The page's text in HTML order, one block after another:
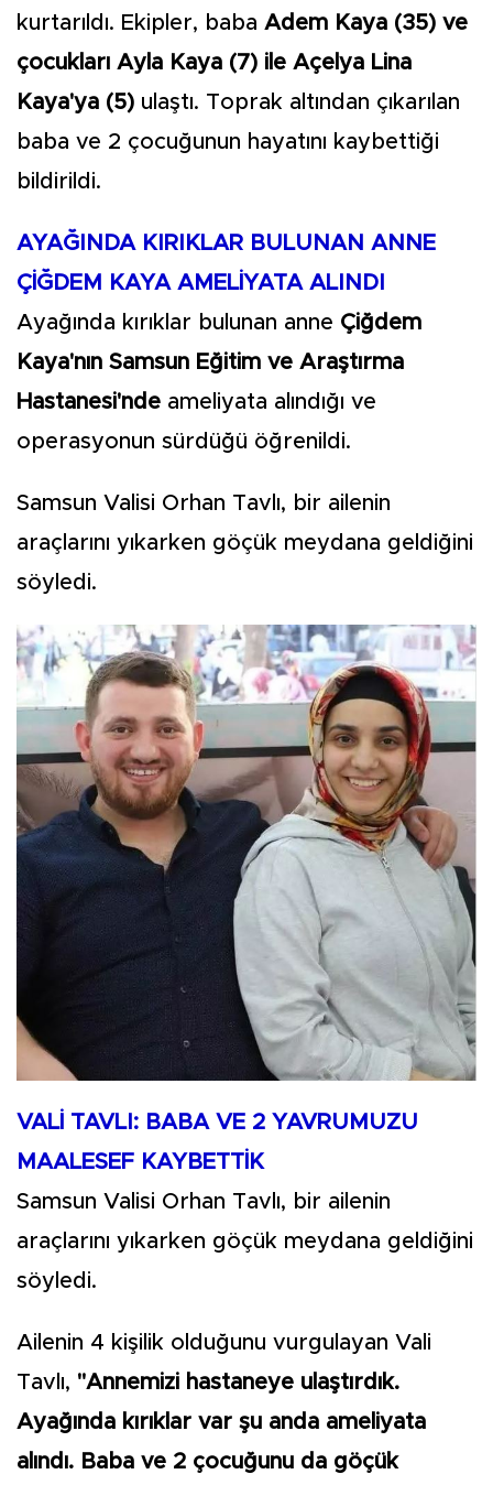
kurtarıldı. Ekipler, baba Adem Kaya (35) ve
çocukları Ayla Kaya (7) ile Açelya Lina
Kaya'ya (5) ulaştı. Toprak altından çıkarılan
baba ve 2 çocuğunun hayatını kaybettiği
bildirildi.
AYAĞINDA KIRIKLAR BULUNAN ANNE
ÇİĞDEM KAYA AMELİYATA ALINDI
Ayağında kırıklar bulunan anne Çiğdem
Kaya'nın Samsun Eğitim ve Araştırma
Hastanesi'nde ameliyata alındığı ve
operasyonun sürdüğü öğrenildi.
Samsun Valisi Orhan Tavlı, bir ailenin
araçlarını yıkarken göçük meydana geldiğini
söyledi.
VALİ TAVLI: BABA VE 2 YAVRUMUZU
MAALESEF KAYBETTİK
Samsun Valisi Orhan Tavlı, bir ailenin
araçlarını yıkarken göçük meydana geldiğini
söyledi.
Ailenin 4 kişilik olduğunu vurgulayan Vali
Tavlı, "Annemizi hastaneye ulaştırdık.
Ayağında kırıklar var şu anda ameliyata
alındı. Baba ve 2 çocuğunu da göçük